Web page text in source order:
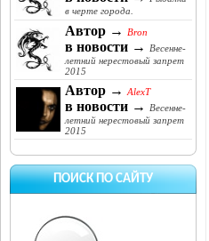
в черте города.
Автор → Bron
в новости →
Весенне-
летний нерестовый запрет
2015
Автор → AlexT
в новости →
Весенне-
летний нерестовый запрет
2015
ПОИСК ПО САЙТУ